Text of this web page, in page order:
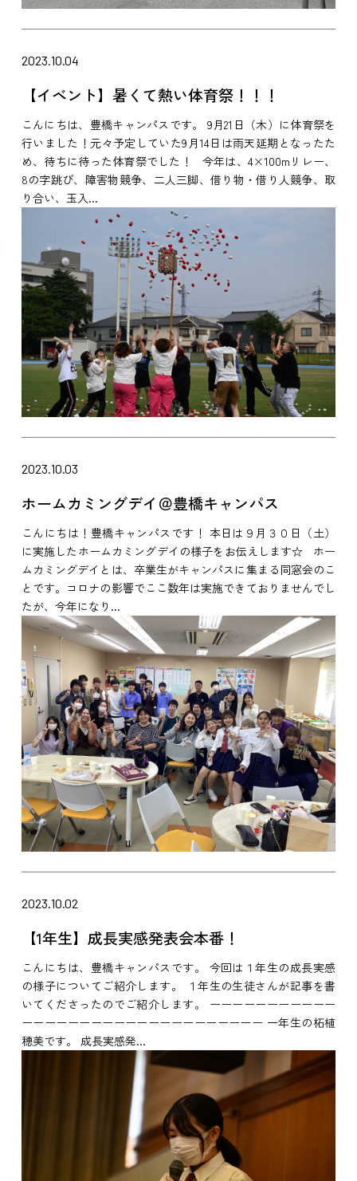
2023.10.04
【イベント】暑くて熱い体育祭！！！
こんにちは、豊橋キャンパスです。 9月21日（木）に体育祭を
行いました！元々予定していた9月14日は雨天延期となったた
め、待ちに待った体育祭でした！ 今年は、4×100mリレー、
8の字跳び、障害物競争、二人三脚、借り物・借り人競争、取
り合い、玉入...
2023.10.03
ホームカミングデイ＠豊橋キャンパス
こんにちは！豊橋キャンパスです！ 本日は９月３０日（土）
に実施したホームカミングデイの様子をお伝えします☆ ホー
ムカミングデイとは、卒業生がキャンパスに集まる同窓会のこ
とです。コロナの影響でここ数年は実施できておりませんでし
たが、今年になり...
2023.10.02
【1年生】成長実感発表会本番！
こんにちは、豊橋キャンパスです。 今回は１年生の成長実感
の様子についてご紹介します。 １年生の生徒さんが記事を書
いてくださったのでご紹介します。 ーーーーーーーーーーー
ーーーーーーーーーーーーーーーーーーーーー 一年生の柘植
穂美です。 成長実感発...